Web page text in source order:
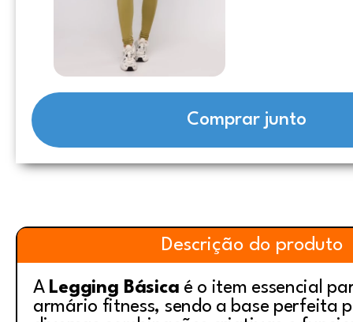
Comprar junto
Descrição do produto
A Legging Básica é o item essencial
armário fitness, sendo a base perfeita